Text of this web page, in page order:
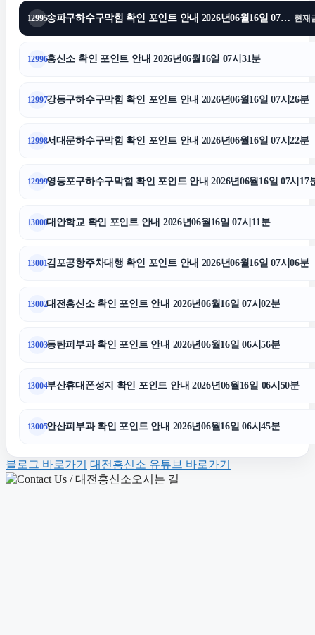
남양주이혼전문변호사
수원흥신소
서초음주운전변호사
12995 송파구하수구막힘 확인 포인트 안내 2026년06월16일 07시35분 현재
12996흥신소 확인 포인트 안내 2026년06월16일 07시31분
12997강동구하수구막힘 확인 포인트 안내 2026년06월16일 07시26분
12998서대문하수구막힘 확인 포인트 안내 2026년06월16일 07시22분
12999영등포구하수구막힘 확인 포인트 안내 2026년06월16일 07시17
13000대안학교 확인 포인트 안내 2026년06월16일 07시11분
13001김포공항주차대행 확인 포인트 안내 2026년06월16일 07시06분
13002대전흥신소 확인 포인트 안내 2026년06월16일 07시02분
13003동탄피부과 확인 포인트 안내 2026년06월16일 06시56분
13004부산휴대폰성지 확인 포인트 안내 2026년06월16일 06시50분
13005안산피부과 확인 포인트 안내 2026년06월16일 06시45분
블로그 바로가기 대전흥신소 유튜브 바로가기